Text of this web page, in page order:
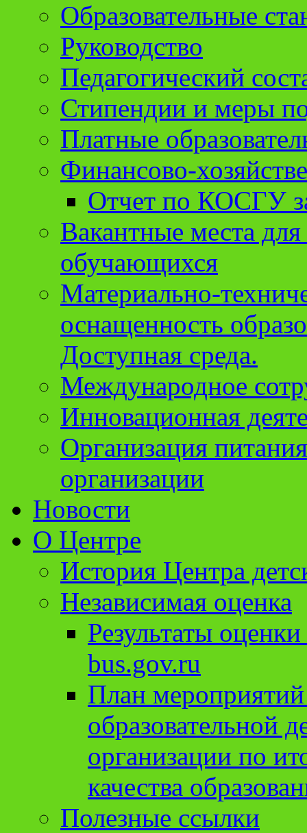
Образовательные
Руководство
Педагогический
Стипендии и меры
Платные
Финансово-
Отчет по КОСГУ
Вакантные места
обучающихся
Материально-
оснащенность
Доступная среда.
Международное
Инновационная
Организация
организации
Новости
О Центре
История Центра
Независимая оценка
Результаты
bus.gov.ru
План
образовательной
организации по
качества
Полезные ссылки